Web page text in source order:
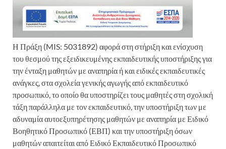
Η Πράξη (MIS: 5031892) αφορά στη στήριξη και ενίσχυση
του θεσμού της εξειδικευμένης εκπαιδευτικής υποστήριξης για
την ένταξη μαθητών με αναπηρία ή και ειδικές εκπαιδευτικές
ανάγκες, στα σχολεία γενικής αγωγής από εκπαιδευτικό
προσωπικό, το οποίο θα υποστηρίζει τους μαθητές στη σχολική
τάξη παράλληλα με τον εκπαιδευτικό, την υποστήριξη των με
αδυναμία αυτοεξυπηρέτησης μαθητών με αναπηρία με Ειδικό
Βοηθητικό Προσωπικό (ΕΒΠ) και την υποστήριξη όσων
μαθητών απαιτείται από Ειδικό Εκπαιδευτικό Προσωπικό